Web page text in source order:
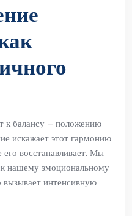
к балансу – положению
искажает этот гармонию
его восстанавливает. Мы
нашему эмоциональному
интенсивную